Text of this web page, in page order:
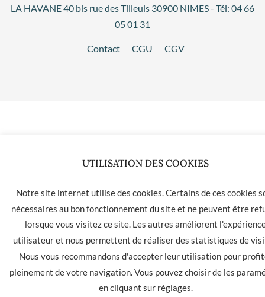
LA HAVANE 40 bis rue des Tilleuls 30900 NIMES - Tél: 04 66
05 01 31
Contact CGU CGV
UTILISATION DES COOKIES
Notre site internet utilise des cookies. Certains de ces cookies
nécessaires au bon fonctionnement du site et ne peuvent être
lorsque vous visitez ce site. Les autres améliorent
utilisateur et nous permettent de réaliser des statistiques de
Nous vous recommandons d'accepter leur utilisation pour
pleinement de votre navigation. Vous pouvez choisir de les
en cliquant sur réglages.